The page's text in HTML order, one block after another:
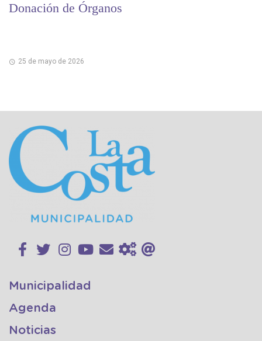
Donación de Órganos
25 de mayo de 2026
Municipalidad
Agenda
Noticias